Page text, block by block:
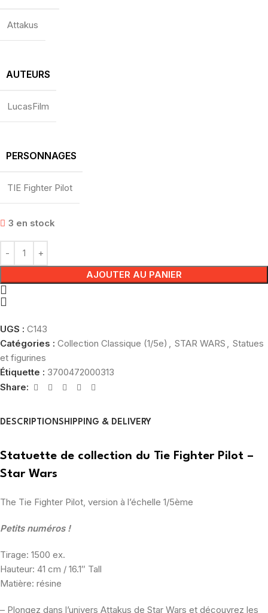
Attakus
AUTEURS
LucasFilm
PERSONNAGES
TIE Fighter Pilot
3 en stock
AJOUTER AU PANIER
UGS : C143
Catégories : Collection Classique (1/5e) , STAR WARS , Statues
et figurines
Étiquette : 3700472000313
Share:
DESCRIPTION SHIPPING & DELIVERY
Statuette de collection du Tie Fighter Pilot –
Star Wars
The Tie Fighter Pilot, version à l’échelle 1/5ème
Petits numéros !
Tirage: 1500 ex.
Hauteur: 41 cm / 16.1″ Tall
Matière: résine
– Plongez dans l’univers Attakus de Star Wars et découvrez les